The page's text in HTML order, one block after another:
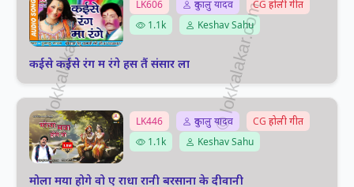
LK606 दुकालु यादव
CG होली गीत
1.1k
Keshav Sahu
कईसे कईसे रंग म रंगे हस तैं संसार ला
LK446 दुकालु यादव
CG होली गीत
1.1k
Keshav Sahu
मोला मया होगे वो ए राधा रानी बरसाना के दीवानी